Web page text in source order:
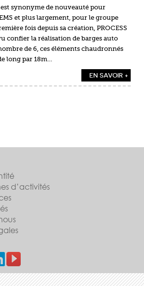
synonyme de nouveauté pour
et plus largement, pour le groupe
fois depuis sa création, PROCESS
vu confier la réalisation de barges auto
de 6, ces éléments chaudronnés
long par 18m…
EN SAVOIR +
d’activités